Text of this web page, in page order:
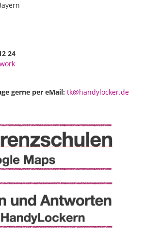
24
gerne per eMail:tk@handylocker.de